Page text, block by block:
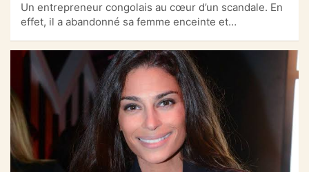
Un entrepreneur congolais au cœur d’un scandale. En
effet, il a abandonné sa femme enceinte et…